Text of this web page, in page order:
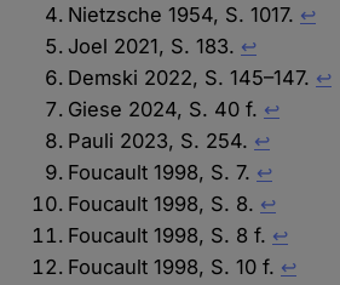
Nietzsche 1954, S. 1017. ↩︎
Joel 2021, S. 183. ↩︎
Demski 2022, S. 145–147. ↩︎
Giese 2024, S. 40 f. ↩︎
Pauli 2023, S. 254. ↩︎
Foucault 1998, S. 7. ↩︎
Foucault 1998, S. 8. ↩︎
Foucault 1998, S. 8 f. ↩︎
Foucault 1998, S. 10 f. ↩︎